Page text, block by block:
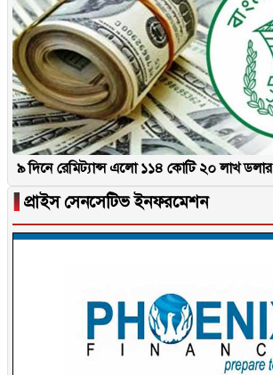
৯ দিনে রেমিট্যান্স এলো ১১৪ কোটি ২০ লাখ ডলার
▐ প্রাইস সেনসেটিভ ইনফরমেশন